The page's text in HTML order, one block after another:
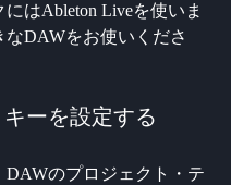
はAbleton Liveを使いま
なDAWをお使いくださ
キーを設定する
DAWのプロジェクト・テ